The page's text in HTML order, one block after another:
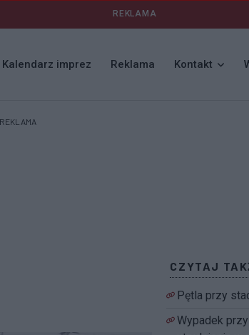
REKLAMA
Kalendarz imprez Reklama Kontakt
REKLAMA
CZYTAJ
Pętla przy
Wypadek